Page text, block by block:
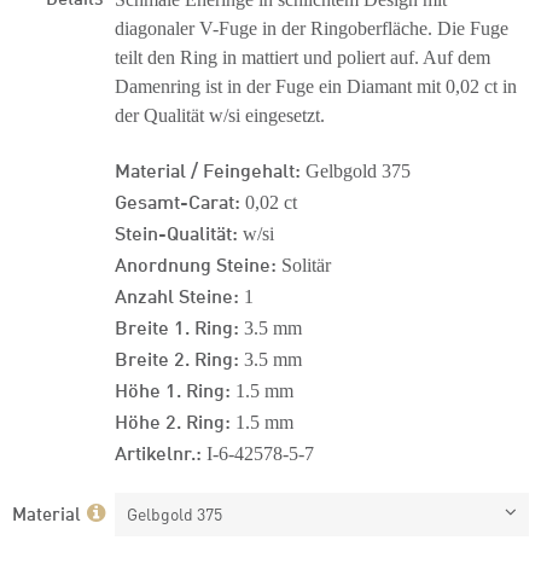
diagonaler V-Fuge in der Ringoberfläche. Die Fuge
teilt den Ring in mattiert und poliert auf. Auf dem
Damenring ist in der Fuge ein Diamant mit 0,02 ct in
der Qualität w/si eingesetzt.
Material / Feingehalt: Gelbgold 375
Gesamt-Carat: 0,02 ct
Stein-Qualität: w/si
Anordnung Steine: Solitär
Anzahl Steine: 1
Breite 1. Ring: 3.5 mm
Breite 2. Ring: 3.5 mm
Höhe 1. Ring: 1.5 mm
Höhe 2. Ring: 1.5 mm
Artikelnr.: I-6-42578-5-7
Material Gelbgold 375